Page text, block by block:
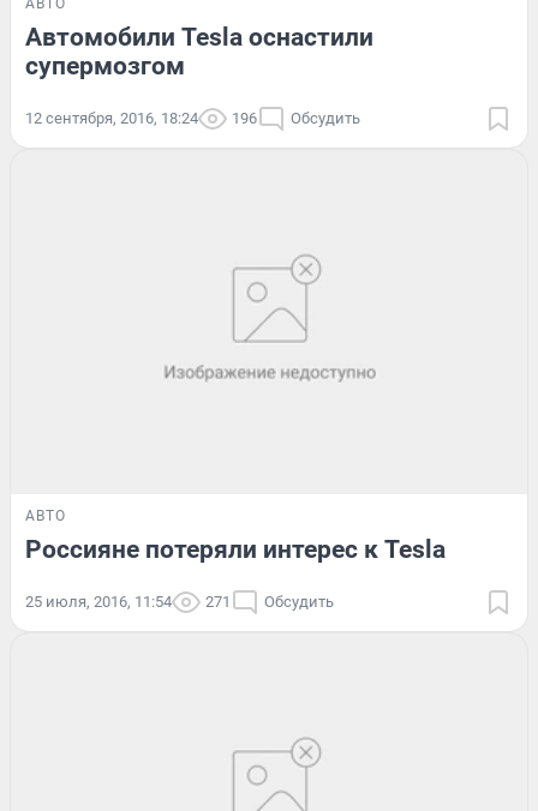
АВТО
Автомобили Tesla оснастили
супермозгом
12 сентября, 2016, 18:24 196 Обсудить
АВТО
Россияне потеряли интерес к Tesla
25 июля, 2016, 11:54 271 Обсудить